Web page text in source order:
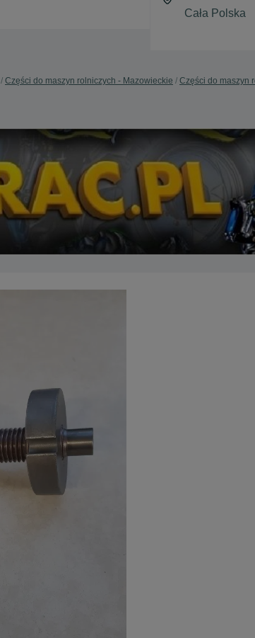
Części do maszyn rolniczych - Mazowieckie Części do maszyn